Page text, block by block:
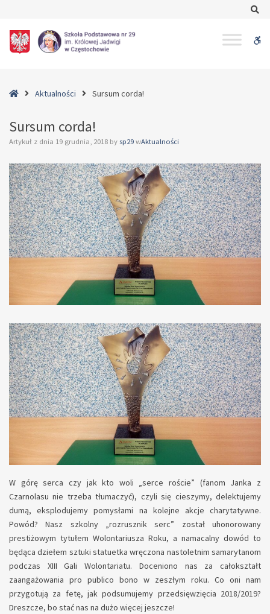
corda!
HomeAktualności Sursum corda!
Sursum corda!
Artykuł z dnia 19 grudnia, 2018 by sp29 wAktualności
W górę serca czy jak kto woli „serce roście” (fanom Janka z
Czarnolasu nie trzeba tłumaczyć), czyli się cieszymy, delektujemy
dumą, eksplodujemy pomysłami na kolejne akcje charytatywne.
Powód? Nasz szkolny „rozrusznik serc” został uhonorowany
prestiżowym tytułem Wolontariusza Roku, a namacalny dowód to
będąca dziełem sztuki statuetka wręczona nastoletnim samarytanom
podczas XIII Gali Wolontariatu. Doceniono nas za całokształt
zaangażowania pro publico bono w zeszłym roku. Co oni nam
przygotują za fetę, jak podsumujemy przedsięwzięcia 2018/2019?
Dreszcze, bo stać nas na dużo więcej jeszcze!